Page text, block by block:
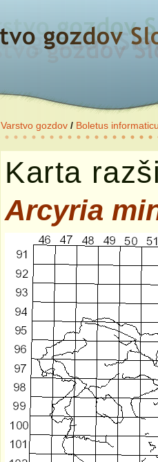
Varstvo gozdov / Boletus
Karta
Arcyria